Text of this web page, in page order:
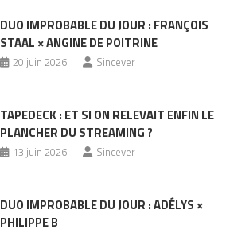
DUO IMPROBABLE DU JOUR : FRANÇOIS
STAAL × ANGINE DE POITRINE
20 juin 2026 Sincever
TAPEDECK : ET SI ON RELEVAIT ENFIN LE
PLANCHER DU STREAMING ?
13 juin 2026 Sincever
DUO IMPROBABLE DU JOUR : ADÉLYS ×
PHILIPPE B